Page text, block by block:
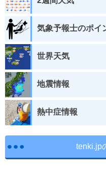
気象予報士のポイ
世界天気
地震情報
熱中症情報
tenki.jp